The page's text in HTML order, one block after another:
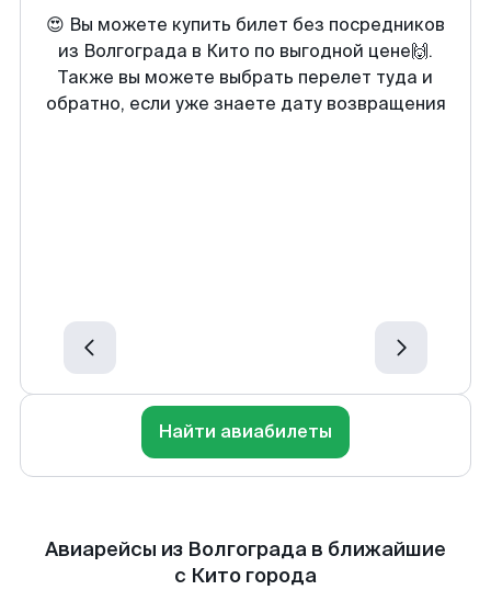
😍 Вы можете купить билет без посредников
из Волгограда в Кито по выгодной цене🙌.
Также вы можете выбрать перелет туда и
обратно, если уже знаете дату возвращения
Найти авиабилеты
Авиарейсы из Волгограда в ближайшие
с Кито города